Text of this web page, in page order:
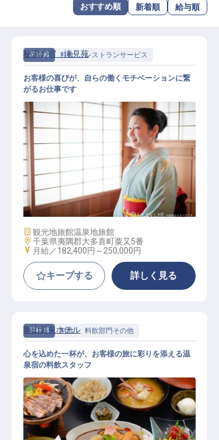
転職サポートに申し込む
おすすめ順 新着順 給与順
正社員 料飲 レストランサービス
懐石料理のサービススタッフ
秘湯の宿 滝見苑
お客様の喜びが、自らの働くモチベーションに繋
がるお仕事です
施設業態
観光地旅館温泉地旅館
勤務地
千葉県夷隅郡大多喜町粟又5番
給与
月給／182,400円～ 250,000円
キープする 詳しく見る
正社員 料飲 料飲部門その他
亀山温泉ホテル
心を込めた一杯が、お客様の旅に彩りを添える温
泉宿の料飲スタッフ